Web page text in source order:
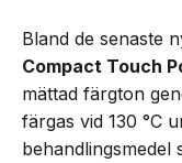
Bland de senaste
Compact Touch
mättad färgton
färgas vid 130 °C
behandlingsmedel